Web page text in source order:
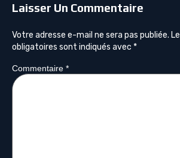
Laisser Un Commentaire
Votre adresse e-mail ne sera pas publiée.
obligatoires sont indiqués avec *
Commentaire *